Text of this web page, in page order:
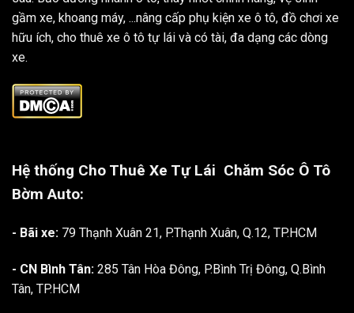
gầm xe, khoang máy, ...nâng cấp phụ kiện xe ô tô, đồ chơi xe
hữu ích, cho thuê xe ô tô tự lái và có tài, đa dạng các dòng
xe.
Hệ thống Cho Thuê Xe Tự Lái Chăm Sóc Ô Tô
Bờm Auto:
- Bãi xe: 79 Thạnh Xuân 21, P.Thạnh Xuân, Q.12, TP.HCM
- CN Bình Tân: 285 Tân Hòa Đông, P.Bình Trị Đông, Q.Bình
Tân, TP.HCM